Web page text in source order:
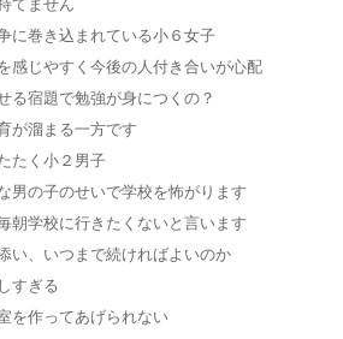
てません
に巻き込まれている小６女子
感じやすく今後の人付き合いが心配
る宿題で勉強が身につくの？
が溜まる一方です
たく小２男子
男の子のせいで学校を怖がります
朝学校に行きたくないと言います
い、いつまで続ければよいのか
すぎる
を作ってあげられない